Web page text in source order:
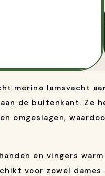
merino lamsvacht
de buitenkant. Ze
omgeslagen,
en vingers
voor zowel dames